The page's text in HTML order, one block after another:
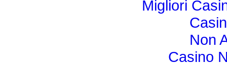
Migliori
Non
Casino